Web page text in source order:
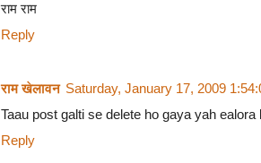
राम राम
Reply
राम खेलावन Saturday, January 17, 2009
Taau post galti se delete ho gaya yah ealora
Reply